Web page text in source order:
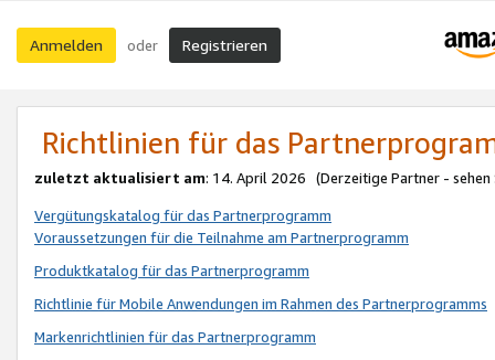
Anmelden oder Registrieren
Richtlinien für das
zuletzt aktualisiert am: 14. April 2026 (Derzeitige Partner - sehen
Vergütungskatalog für das Partnerprogramm
Voraussetzungen für die Teilnahme am Partnerprogramm
Produktkatalog für das Partnerprogramm
Richtlinie für Mobile Anwendungen im Rahmen des Partnerprogramms
Markenrichtlinien für das Partnerprogramm